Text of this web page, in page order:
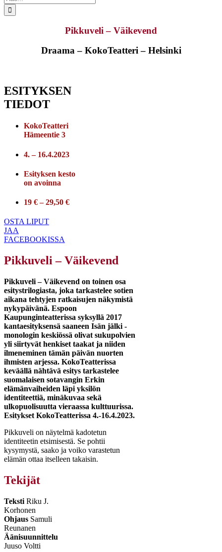
...
Pikkuveli – Väikevend
Draama – KokoTeatteri – Helsinki
ESITYKSEN
TIEDOT
KokoTeatteri
Hämeentie 3
4. – 16.4.2023
Esityksen kesto
on avoinna
19 € – 29,50 €
OSTA LIPUT
JAA
FACEBOOKISSA
Pikkuveli – Väikevend
Pikkuveli – Väikevend on toinen osa
esitystrilogiasta, joka tarkastelee sotien
aikana tehtyjen ratkaisujen näkymistä
nykypäivänä. Espoon
Kaupunginteatterissa syksyllä 2017
kantaesityksensä saaneen Isän jälki -
monologin keskiössä olivat sukupolvien
yli siirtyvät henkiset taakat ja niiden
ilmeneminen tämän päivän nuorten
ihmisten arjessa. KokoTeatterissa
keväällä nähtävä esitys tarkastelee
suomalaisen sotavangin Erkin
elämänvaiheiden läpi yksilön
identiteettiä, minäkuvaa sekä
ulkopuolisuutta vieraassa kulttuurissa.
Esitykset KokoTeatterissa 4.-16.4.2023.
Pikkuveli on näytelmä kadotetun
identiteetin etsimisestä. Se pohtii
kysymystä, saako ja voiko varastetun
elämän ottaa itselleen takaisin.
Tekijät
Teksti Riku J.
Korhonen
Ohjaus Samuli
Reunanen
Äänisuunnittelu
Juuso Voltti